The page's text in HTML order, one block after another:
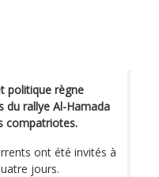
politique règne
du rallye Al-Hamada
compatriotes.
ont été invités à
jours.